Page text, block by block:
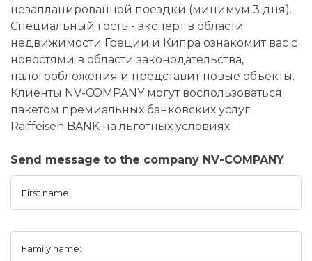
незапланированной поездки (минимум 3 дня).
Специальный гость - эксперт в области
недвижимости Греции и Кипра ознакомит вас с
новостями в области законодательства,
налогообложения и представит новые объекты.
Клиенты NV-COMPANY могут воспользоваться
пакетом премиальных банковских услуг
Raiffeisen BANK на льготных условиях.
Send message to the company NV-COMPANY
First name:
Family name: